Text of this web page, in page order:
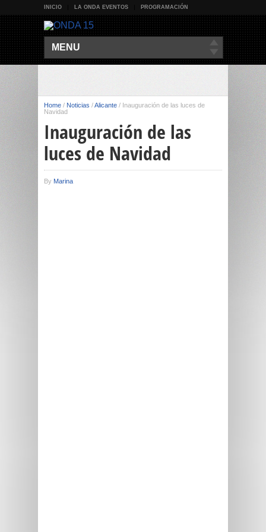
INICIO LA ONDA EVENTOS PROGRAMACIÓN
MENU
Home / Noticias /Alicante / Inauguración de las luces de
Navidad
Inauguración de las
luces de Navidad
By Marina